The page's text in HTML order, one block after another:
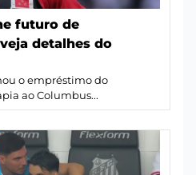
futuro de
detalhes do
o empréstimo do
ao Columbus...